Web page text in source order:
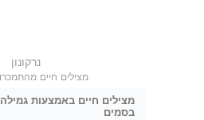
נרקונון
מצילים חיים
מצילים חיים באמצעות
בסמים